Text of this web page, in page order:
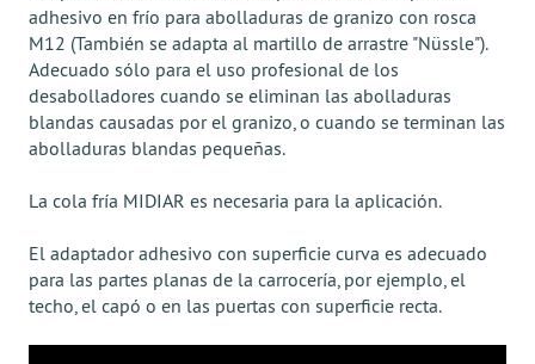
adhesivo en frío para abolladuras de granizo con rosca
M12 (También se adapta al martillo de arrastre "Nüssle").
Adecuado sólo para el uso profesional de los
desabolladores cuando se eliminan las abolladuras
blandas causadas por el granizo, o cuando se terminan las
abolladuras blandas pequeñas.
La cola fría MIDIAR es necesaria para la aplicación.
El adaptador adhesivo con superficie curva es adecuado
para las partes planas de la carrocería, por ejemplo, el
techo, el capó o en las puertas con superficie recta.